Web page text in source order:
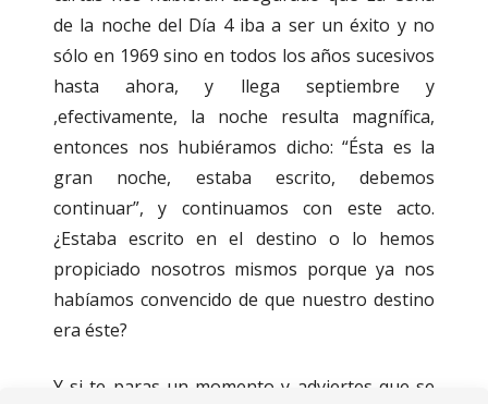
de la noche del Día 4 iba a ser un éxito y no
sólo en 1969 sino en todos los años sucesivos
hasta ahora, y llega septiembre y
,efectivamente, la noche resulta magnífica,
entonces nos hubiéramos dicho: “Ésta es la
gran noche, estaba escrito, debemos
continuar”, y continuamos con este acto.
¿Estaba escrito en el destino o lo hemos
propiciado nosotros mismos porque ya nos
habíamos convencido de que nuestro destino
era éste?
Y si te paras un momento y adviertes que se